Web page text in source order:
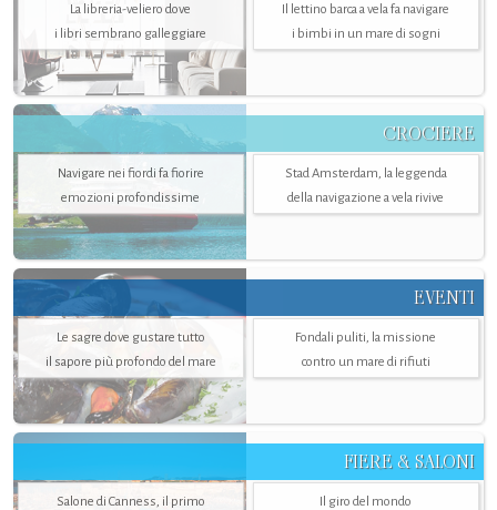
La libreria-veliero dove
i libri sembrano galleggiare
Il lettino barca a vela fa navigare
i bimbi in un mare di sogni
CROCIERE
Navigare nei fiordi fa fiorire
emozioni profondissime
Stad Amsterdam, la leggenda
della navigazione a vela rivive
EVENTI
Le sagre dove gustare tutto
il sapore più profondo del mare
Fondali puliti, la missione
contro un mare di rifiuti
FIERE & SALONI
Salone di Canness, il primo
Il giro del mondo